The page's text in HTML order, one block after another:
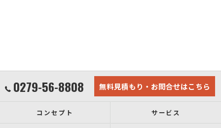
0279-56-8808 無料見積もり・お問合せはこちら
コンセプト サービス